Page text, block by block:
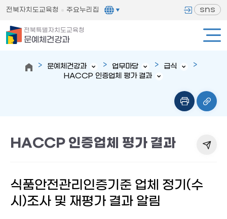
전북자치도교육청 주요누리집 sns
전북특별자치도교육청
문예체건강과
문예체건강과 업무마당
급식
HACCP 인증업체 평가 결과
HACCP 인증업체 평가 결과
식품안전관리인증기준 업체 정기(수
시)조사 및 재평가 결과 알림